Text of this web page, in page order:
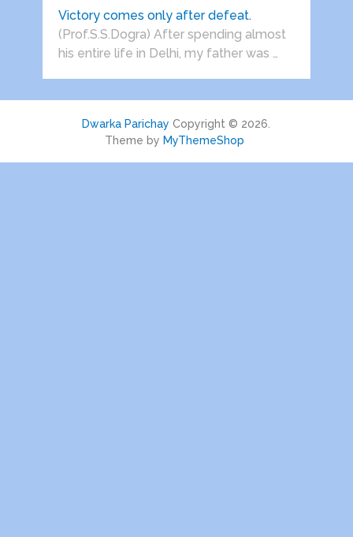
Victory comes only after defeat.
(Prof.S.S.Dogra) After spending almost
his entire life in Delhi, my father was …
Dwarka Parichay Copyright © 2026.
Theme by MyThemeShop